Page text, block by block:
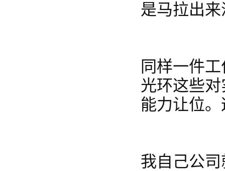
是马拉出
同样一件
光环这些
能力让位
我自己公